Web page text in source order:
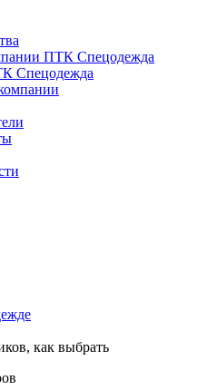
ПТК Спецодежда
Спецодежда
как выбрать